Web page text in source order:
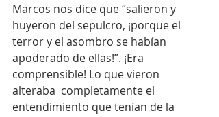
Marcos nos dice que “salieron y
huyeron del sepulcro, ¡porque el
terror y el asombro se habían
apoderado de ellas!”. ¡Era
comprensible! Lo que vieron
alteraba  completamente el
entendimiento que tenían de la